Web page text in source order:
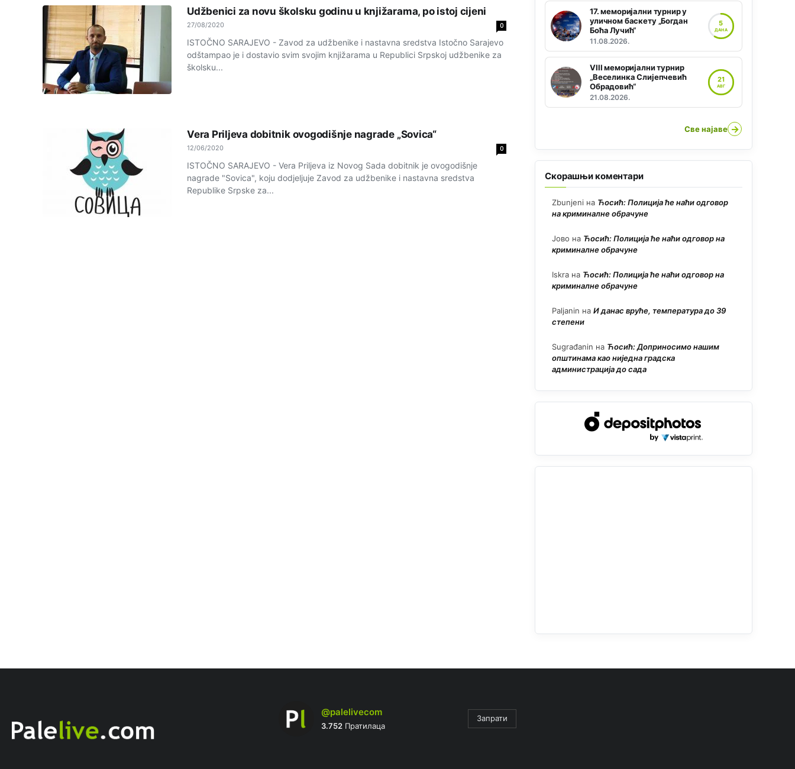
Udžbenici za novu školsku godinu u knjižarama, po istoj cijeni
27/08/2020 0
ISTOČNO SARAJEVO - Zavod za udžbenike i nastavna sredstva Istočno Sarajevo
odštampao je i dostavio svim svojim knjižarama u Republici Srpskoj udžbenike za
školsku...
Vera Priljeva dobitnik ovogodišnje nagrade „Sovica“
12/06/2020 0
ISTOČNO SARAJEVO - Vera Priljeva iz Novog Sada dobitnik je ovogodišnje
nagrade "Sovica", koju dodjeljuje Zavod za udžbenike i nastavna sredstva
Republike Srpske za...
17. меморијални турнир у
уличном баскету „Богдан
Боћа Лучић“
11.08.2026.
5
ДАНА
VIII меморијални турнир
„Веселинка Слијепчевић
Обрадовић“
21.08.2026.
21
АВГ
Све најаве →
Скорашњи коментари
Zbunjeni на Ћосић: Полиција ће наћи одговор
на криминалне обрачуне
Јово на Ћосић: Полиција ће наћи одговор на
криминалне обрачуне
Iskra на Ћосић: Полиција ће наћи одговор на
криминалне обрачуне
Paljanin на И данас вруће, температура до 39
степени
Sugrađanin на Ћосић: Доприносимо нашим
општинама као ниједна градска
администрација до сада
@palelivecom
3.752Пратилаца
Запрати